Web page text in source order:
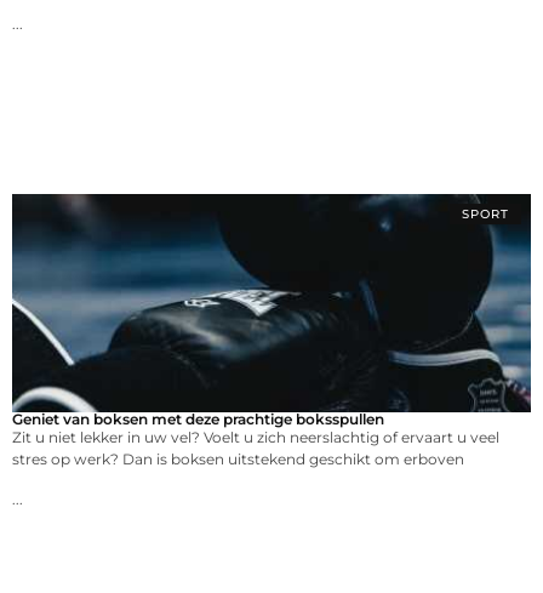
SPORT
Geniet van boksen met deze prachtige boksspullen
Zit u niet lekker in uw vel? Voelt u zich neerslachtig of ervaart u veel
stres op werk? Dan is boksen uitstekend geschikt om erboven